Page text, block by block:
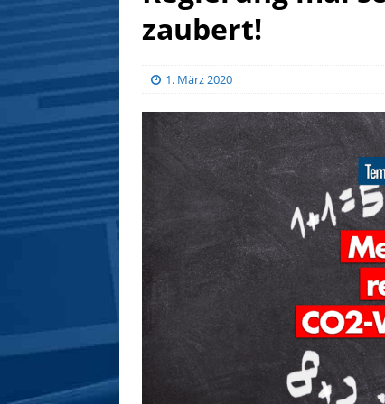
zaubert!
1. März 2020